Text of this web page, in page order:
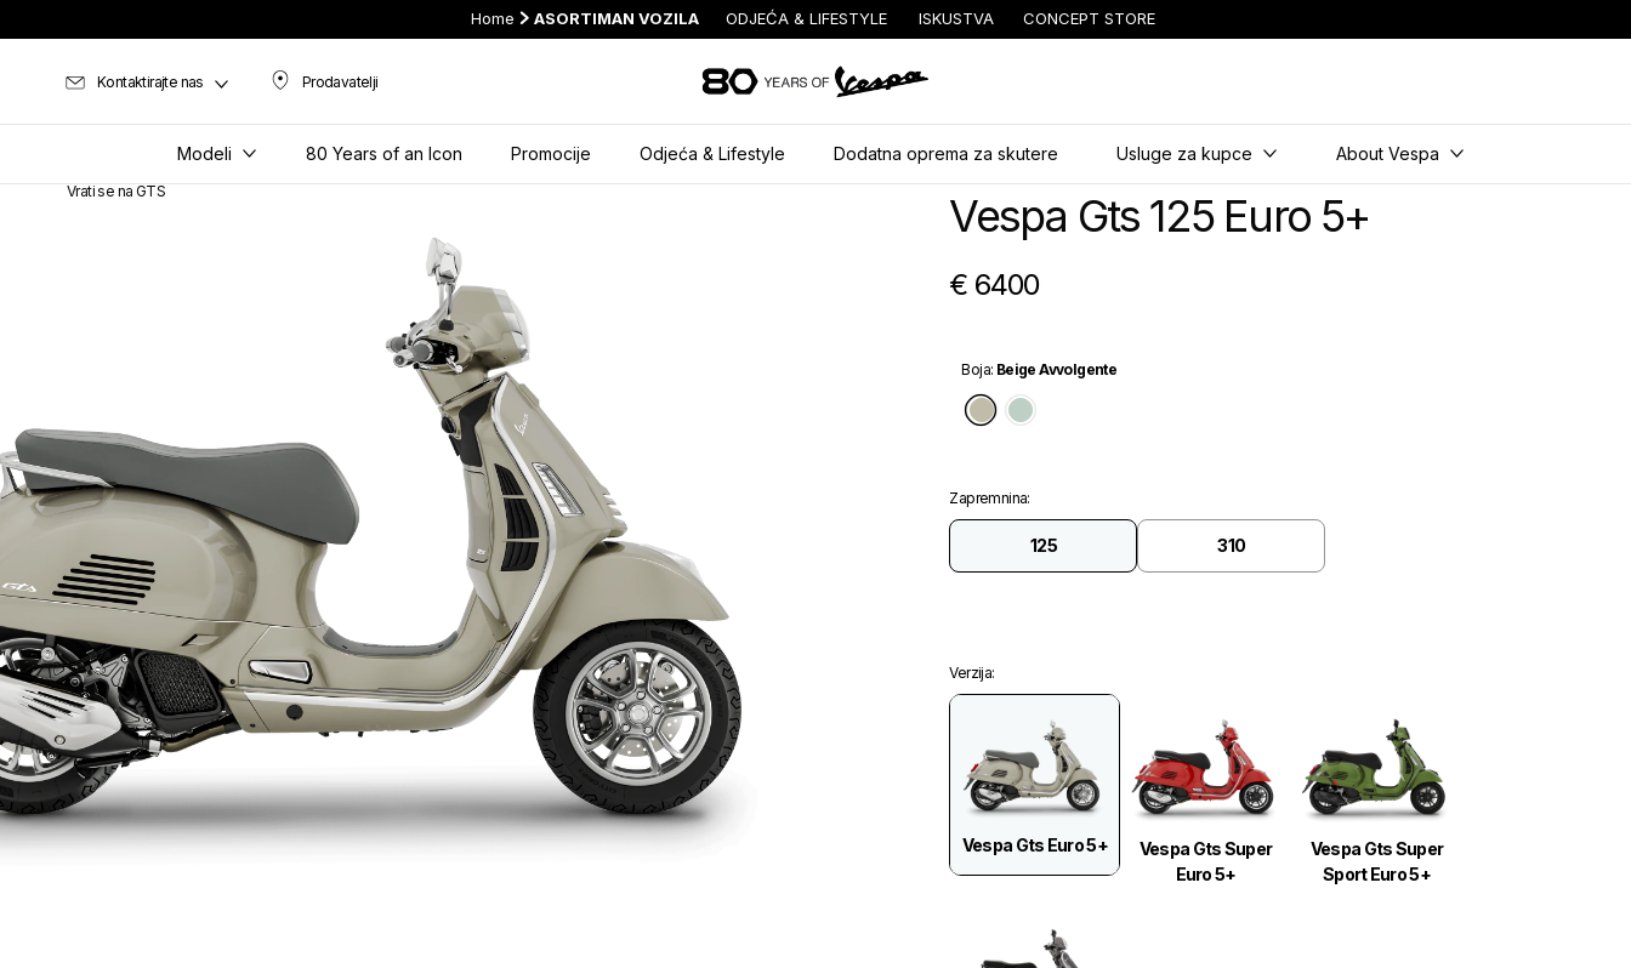
Home ASORTIMAN VOZILA ODJEĆA & LIFESTYLE ISKUSTVA CONCEPT STORE
Prodavatelji
Prodavatelji
Kontaktirajte nas
Modeli 80 Years of an Icon Promocije Odjeća & Lifestyle Dodatna oprema za skutere Usluge za kupce About Vespa
Vrati se na GTS Vespa Gts 125 Euro 5+
€ 6400
Boja: Beige Avvolgente
Beige Avvolgente
Verde Amabile
Zapremnina:
125 310
Verzija:
Vespa Gts Euro 5+
Vespa Gts Super
Euro 5+
Vespa Gts Super
Sport Euro 5+